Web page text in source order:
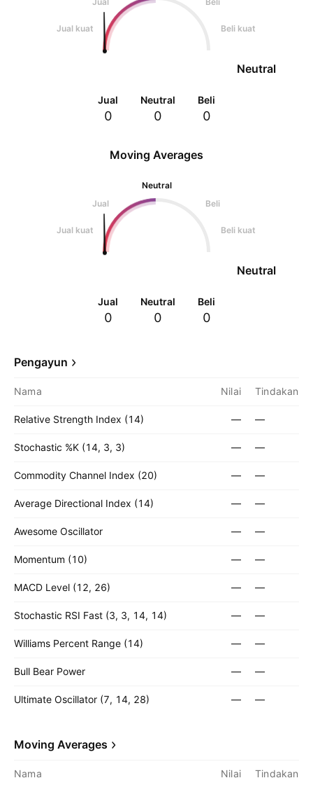
Jual kuat Beli kuat
Neutral
Jual
0
Neutral
0
Beli
0
Moving Averages
Neutral
Jual
Beli
Jual kuat Beli kuat
Neutral
Jual
0
Neutral
0
Beli
0
Pengayun
Nama Nilai Tindakan
Relative Strength Index (14) — —
Stochastic %K (14, 3, 3) — —
Commodity Channel Index (20) — —
Average Directional Index (14) — —
Awesome Oscillator — —
Momentum (10) — —
MACD Level (12, 26) — —
Stochastic RSI Fast (3, 3, 14, 14) — —
Williams Percent Range (14) — —
Bull Bear Power — —
Ultimate Oscillator (7, 14, 28) — —
Moving Averages
Nama Nilai Tindakan